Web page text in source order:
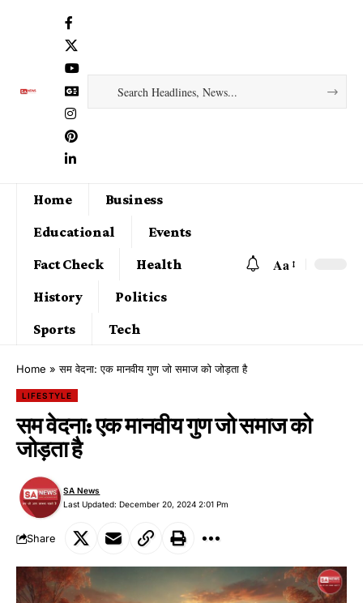
Home
Business
Educational
Events
Fact Check
Health
History
Politics
Sports
Tech
Aa
Home »सम वेदना: एक मानवीय गुण जो समाज को जोड़ता है
LIFESTYLE
सम वेदना: एक मानवीय गुण जो समाज को
जोड़ता है
Last Updated: December 20, 2024 2:01 Pm
SA News
Share